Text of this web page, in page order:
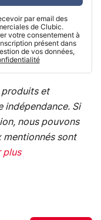
par email des
de Clubic.
votre consentement à
présent dans
de vos données,
et
indépendance. Si
nous pouvons
mentionnés sont
plus